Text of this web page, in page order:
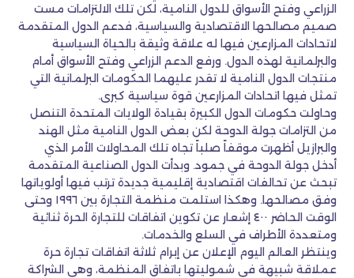
الزراعي وفتح الأسواق للدول النامية، لكن تلك الالتزامات مست
صميم مصالحها الاقتصادية والسياسية، فدعم الدول المتقدمة
لاتحادات المزارعين فيها له علاقة وثيقة بالحياة السياسية
والبرلمانية لهذه الدول. ورفع الدعم الزراعي وفتح الأسواق أمام
منتجات الدول النامية لا تقدر عليهما الحكومات البرلمانية التي
تمثل فيها اتحادات المزارعين قوة سياسية كبرى.
وحاولت حكومات الدول الكبيرة بقيادة الولايات المتحدة التنصل
من التزامات جولة الدوحة لكن بعض الدول النامية مثل الهند
والبرازيل أظهرت موقفاً صلباً تجاه تلك المحاولات الأمر الذي
أدخل جولة الدوحة في جمود. وبدأت الدول الصناعية المتقدمة
تبحث عن تحالفات اقتصادية إقليمية جديدة ترتب فيها أولوياتها
وفق مصالحها. وهكذا استلمت منظمة التجارة بين ١٩٩٦ وحتى
الوقت الحاضر ٤٠٠ إشعار عن تكوين اتفاقات للتجارة الحرة ثنائية
ومتعددة الأطراف في السلع والخدمات.
وينتظر العالم اليوم الإعلان عن إبرام ثلاثة اتفاقات تجارة حرة
عملاقة شبيهة في شموليتها باتفاق المنظمة، وهي الشراكة